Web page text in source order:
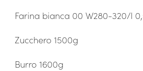
Farina bianca 00 W280-320/l
Zucchero 1500g
Burro 1600g